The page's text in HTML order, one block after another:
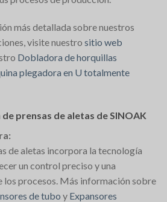
más detallada sobre nuestros
visite nuestro sitio web
Dobladora de horquillas
plegadora en U totalmente
prensas de aletas de SINOAK
de aletas incorpora la tecnología
un control preciso y una
procesos. Más información sobre
de tubo y Expansores